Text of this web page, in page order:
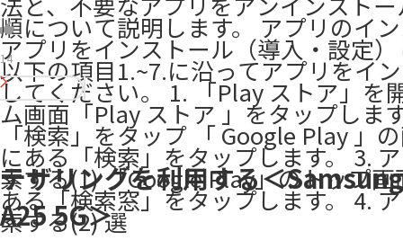
順について説明します。 アプリのイ
アプリをインストール（導入・設定
以下の項目1.~7.に沿ってアプリをイ
してください。 1. 「Play ストア」を
ム画面「Play ストア 」をタップしま
「検索」をタップ 「 Google Play 」
にある「検索」をタップします。 3.
索する(1) 「Google Play」のトップ
ある「検索窓」をタップします。 4.
索する(2) 選
14
テザリングを利用する＜
A25 5G＞